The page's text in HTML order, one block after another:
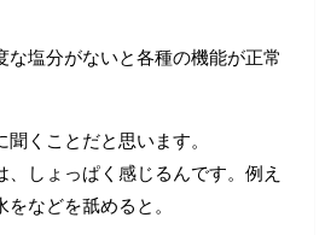
な塩分がないと各種の機能が正常
くことだと思います。
しょっぱく感じるんです。例え
などを舐めると。